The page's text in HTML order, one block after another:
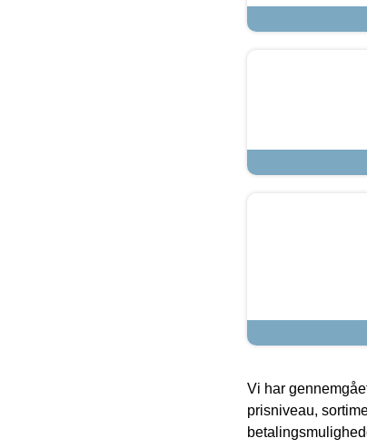
Vi har
prisniveau,